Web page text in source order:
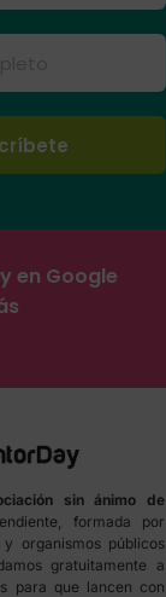
en Google
sin ánimo de
formada por
organismos públicos
gratuitamente a
para que lancen con